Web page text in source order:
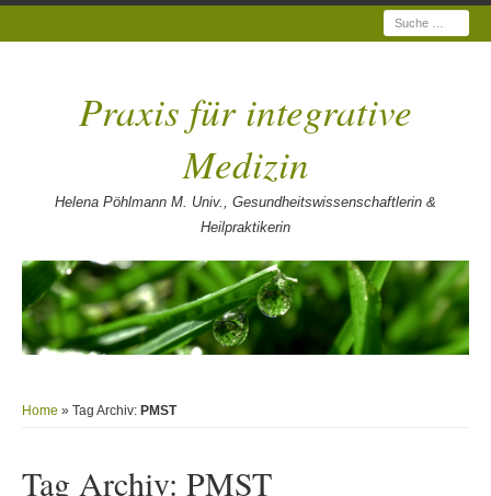
Suche
Praxis für integrative
Medizin
Helena Pöhlmann M. Univ., Gesundheitswissenschaftlerin &
Heilpraktikerin
Home » Tag Archiv: PMST
Tag Archiv: PMST